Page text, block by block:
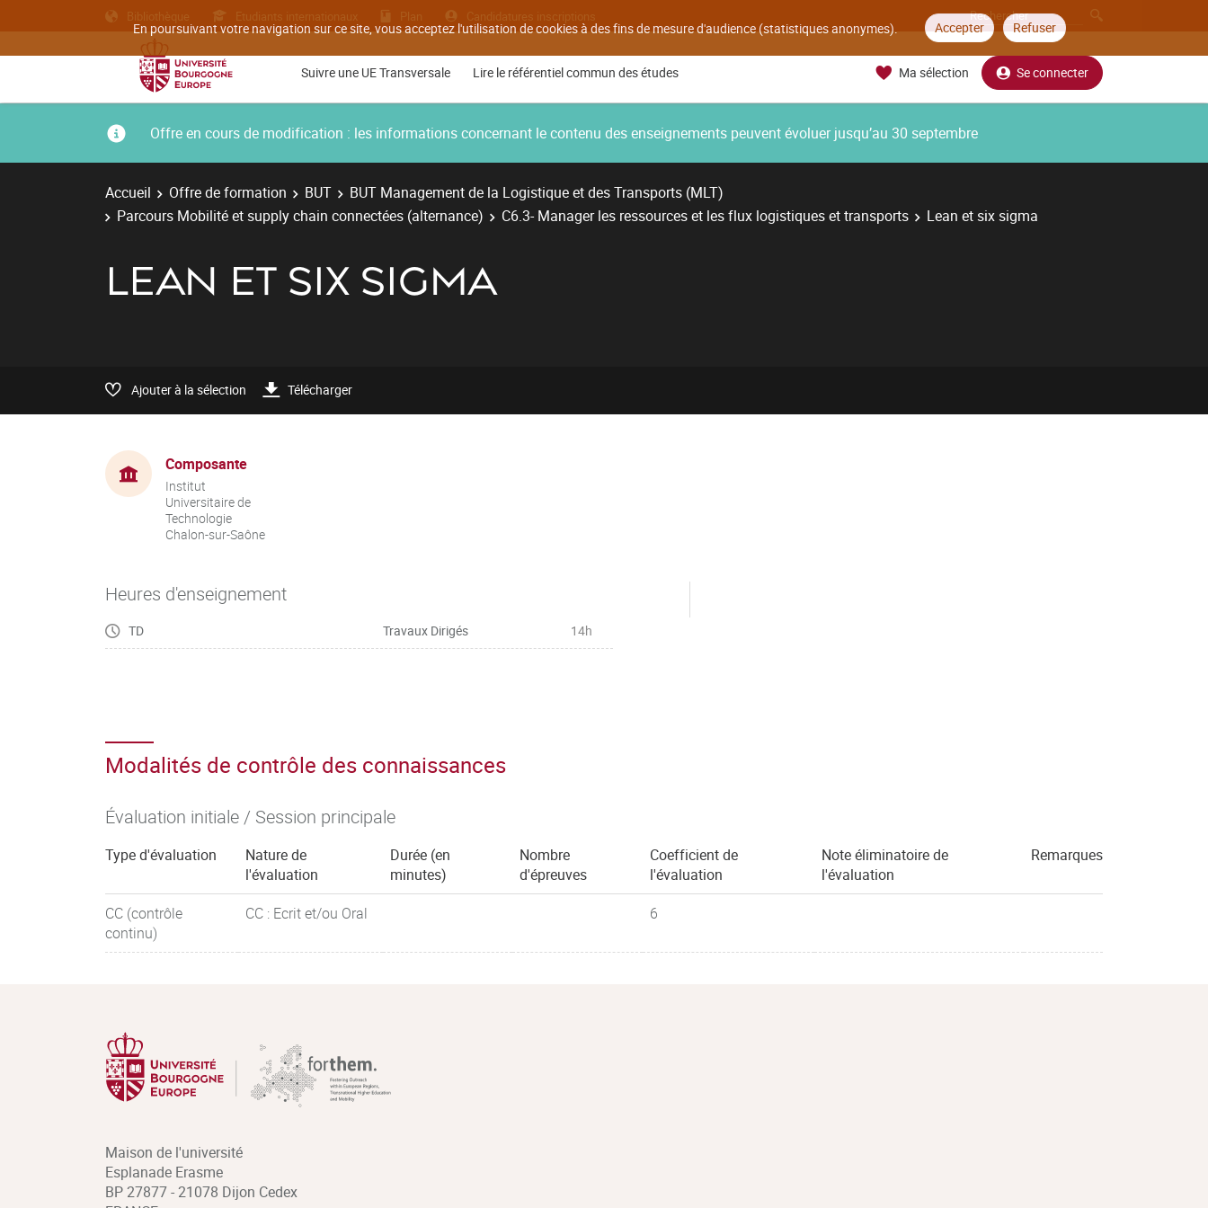
En poursuivant votre navigation sur ce site, vous acceptez l'utilisation de cookies à des fins de mesure d'audience (statistiques anonymes). Accepter Refuser
Bibliothèque Etudiants internationaux Plan Candidatures inscriptions
Suivre une UE Transversale Lire le référentiel commun des études Ma sélection Se connecter
Offre en cours de modification : les informations concernant le contenu des enseignements peuvent évoluer jusqu’au 30 septembre
Accueil Offre de formation BUT
BUT Management de la Logistique et des Transports (MLT)
Parcours Mobilité et supply chain connectées (alternance)
C6.3- Manager les ressources et les flux logistiques et transports Lean et six sigma
LEAN ET SIX SIGMA
Ajouter à la sélection Télécharger
Composante
Institut
Universitaire de
Technologie
Chalon-sur-Saône
Heures d'enseignement
TD Travaux Dirigés 14h
Modalités de contrôle des connaissances
Évaluation initiale / Session principale
Type d'évaluation
Nature de
l'évaluation
Durée (en
minutes)
Nombre
d'épreuves
Coefficient de
l'évaluation
Note éliminatoire de
l'évaluation
Remarques
CC (contrôle
continu)
CC : Ecrit et/ou Oral 6
Maison de l'université
Esplanade Erasme
BP 27877 - 21078 Dijon Cedex